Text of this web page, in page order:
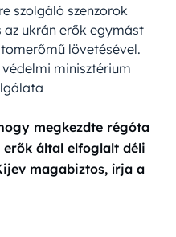
szolgáló szenzorok
az ukrán erők egymást
lövetésével.
minisztérium
megkezdte régóta
által elfoglalt déli
magabiztos, írja a